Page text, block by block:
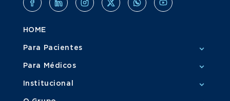
HOME
Para Pacientes
Para Médicos
Institucional